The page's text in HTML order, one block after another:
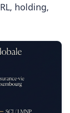
holding,